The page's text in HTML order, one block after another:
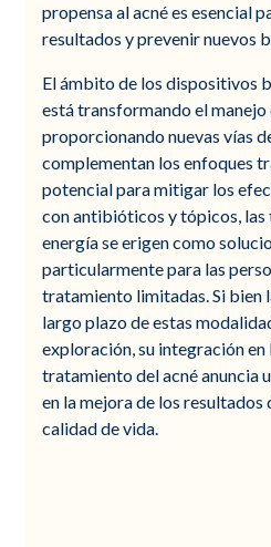
propensa al acné es esencial
resultados y prevenir nuevos
El ámbito de los dispositivos
está transformando el manejo
proporcionando nuevas vías
complementan los enfoques
potencial para mitigar los
con antibióticos y tópicos, las
energía se erigen como
particularmente para las
tratamiento limitadas. Si bien
largo plazo de estas
exploración, su integración en
tratamiento del acné anuncia
en la mejora de los resultados
calidad de vida.